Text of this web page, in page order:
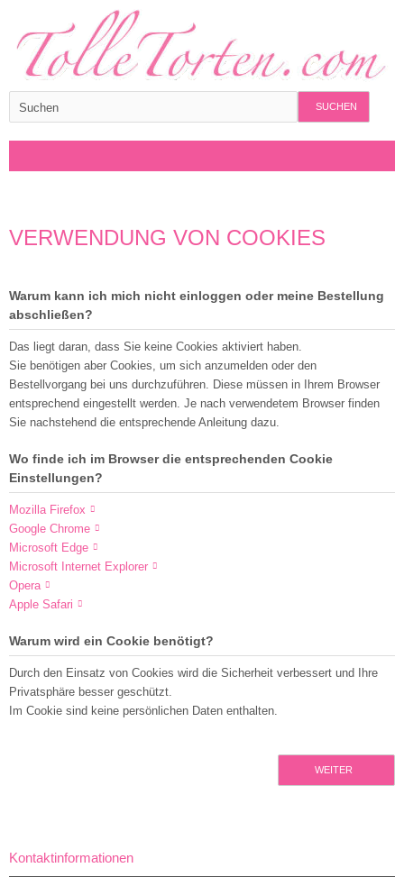
SUCHEN
VERWENDUNG VON COOKIES
Warum kann ich mich nicht einloggen oder meine Bestellung
abschließen?
Das liegt daran, dass Sie keine Cookies aktiviert haben.
Sie benötigen aber Cookies, um sich anzumelden oder den
Bestellvorgang bei uns durchzuführen. Diese müssen in Ihrem Browser
entsprechend eingestellt werden. Je nach verwendetem Browser finden
Sie nachstehend die entsprechende Anleitung dazu.
Wo finde ich im Browser die entsprechenden Cookie
Einstellungen?
Mozilla Firefox
Google Chrome
Microsoft Edge
Microsoft Internet Explorer
Opera
Apple Safari
Warum wird ein Cookie benötigt?
Durch den Einsatz von Cookies wird die Sicherheit verbessert und Ihre
Privatsphäre besser geschützt.
Im Cookie sind keine persönlichen Daten enthalten.
WEITER
Kontaktinformationen